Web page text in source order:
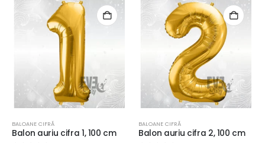
BALOANE CIFRĂ
Balon auriu cifra 1, 100 cm
BALOANE CIFRĂ
Balon auriu cifra 2, 100 cm